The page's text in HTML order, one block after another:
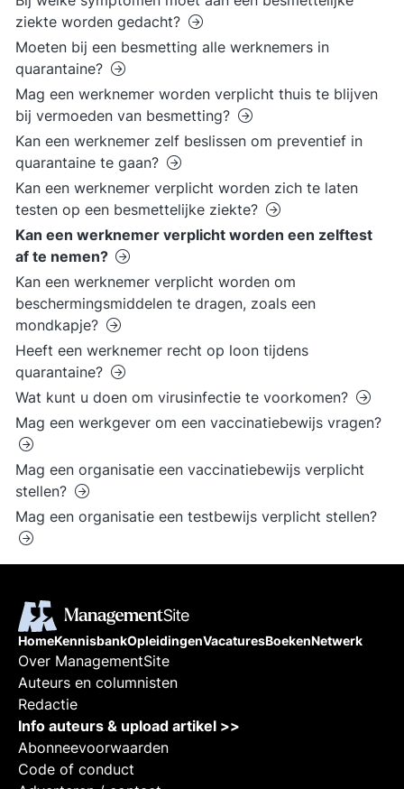
ziekte worden gedacht?
Moeten bij een besmetting alle werknemers in
quarantaine?
Mag een werknemer worden verplicht thuis te blijven
bij vermoeden van besmetting?
Kan een werknemer zelf beslissen om preventief in
quarantaine te gaan?
Kan een werknemer verplicht worden zich te laten
testen op een besmettelijke ziekte?
Kan een werknemer verplicht worden een zelftest
af te nemen?
Kan een werknemer verplicht worden om
beschermingsmiddelen te dragen, zoals een
mondkapje?
Heeft een werknemer recht op loon tijdens
quarantaine?
Wat kunt u doen om virusinfectie te voorkomen?
Mag een werkgever om een vaccinatiebewijs vragen?
Mag een organisatie een vaccinatiebewijs verplicht
stellen?
Mag een organisatie een testbewijs verplicht stellen?
HomeKennisbankOpleidingenVacaturesBoekenNetwerk
Over ManagementSite
Auteurs en columnisten
Redactie
Info auteurs & upload artikel >>
Abonneevoorwaarden
Code of conduct